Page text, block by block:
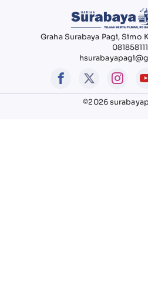
Graha Surabaya Pagi, Simo
©2026